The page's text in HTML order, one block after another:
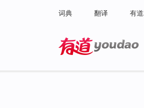
词典 翻译 有